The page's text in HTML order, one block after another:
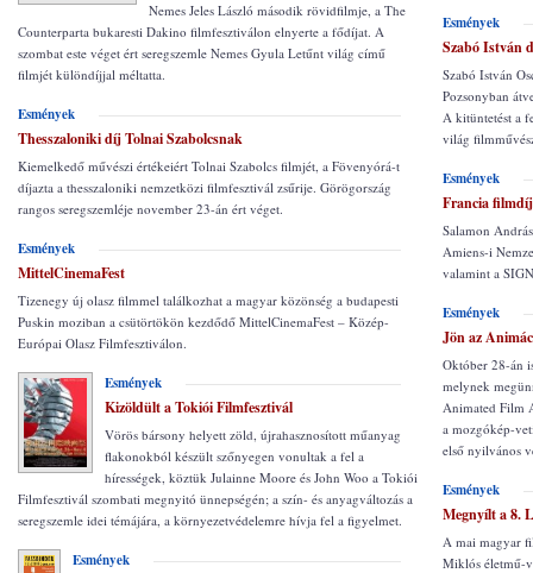
Nemes Jeles László második rövidfilmje, a The
Counterparta bukaresti Dakino filmfesztiválon elnyerte a fődíjat. A
szombat este véget ért seregszemle Nemes Gyula Letűnt világ című
filmjét különdíjjal méltatta.
Esmények
Thesszaloniki díj Tolnai Szabolcsnak
Kiemelkedő művészi értékeiért Tolnai Szabolcs filmjét, a Fövenyórá-t
díjazta a thesszaloniki nemzetközi filmfesztivál zsűrije. Görögország
rangos seregszemléje november 23-án ért véget.
Esmények
MittelCinemaFest
Tizenegy új olasz filmmel találkozhat a magyar közönség a budapesti
Puskin moziban a csütörtökön kezdődő MittelCinemaFest – Közép-
Európai Olasz Filmfesztiválon.
Esmények
Kizöldült a Tokiói Filmfesztivál
Vörös bársony helyett zöld, újrahasznosított műanyag
flakonokból készült szőnyegen vonultak a fel a
hírességek, köztük Julainne Moore és John Woo a Tokiói
Filmfesztivál szombati megnyitó ünnepségén; a szín- és anyagváltozás a
seregszemle idei témájára, a környezetvédelemre hívja fel a figyelmet.
Esmények
Esmények
Szabó István
Szabó István
Pozsonyban
A kitüntetést a
világ
Esmények
Francia
Salamon
Amiens-i
valamint a
Esmények
Jön az
Október 28-án
melynek
Animated Film
a mozgókép-
első nyilvános
Esmények
Megnyílt a 8.
A mai magyar
Miklós életmű-